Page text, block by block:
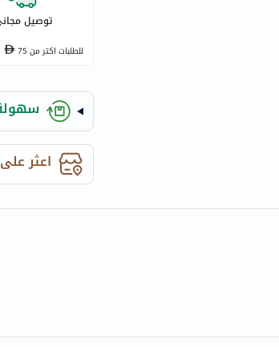
medicube
country-
blueberry-
naturals
bepanthen
21st-
century
accu-
webber-
توصيل
للطلبات اكتر من75
سهولة
اعثر